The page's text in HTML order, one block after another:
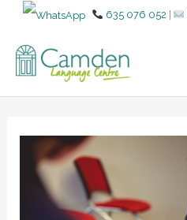
635 076 052